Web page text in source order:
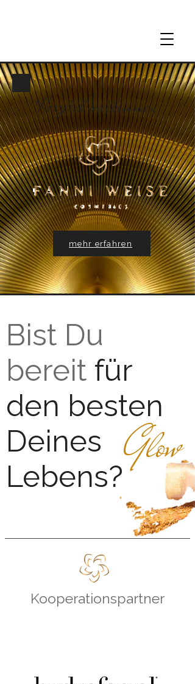
Herzlich willkommen
mehr erfahren
Bist Du
bereit für
den besten
Deines
Lebens?
Glow
Kooperationspartner